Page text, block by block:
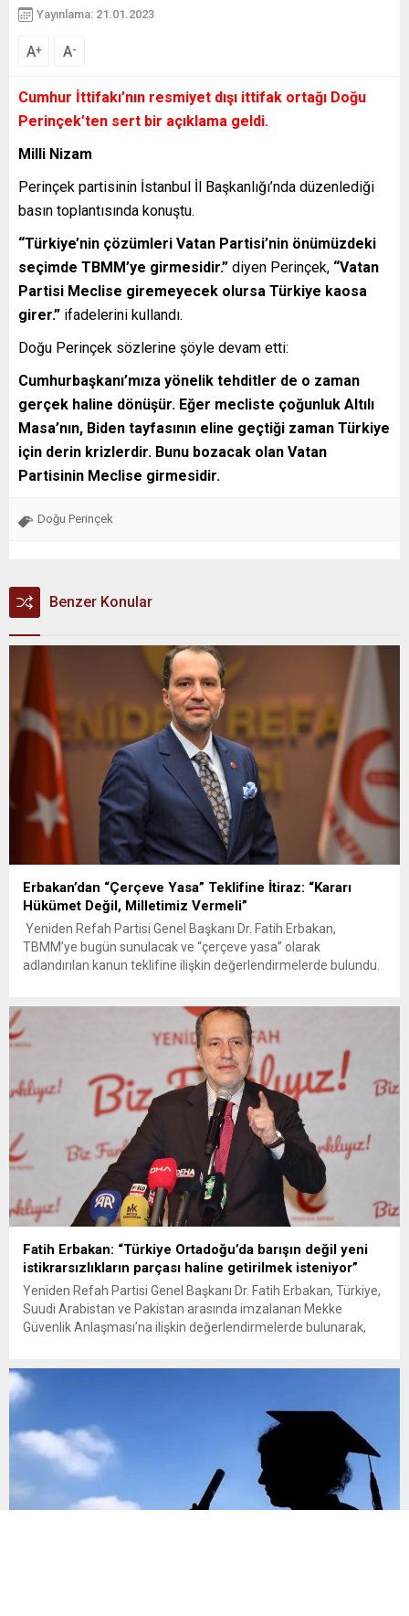
Yayınlama: 21.01.2023
A+ A-
Cumhur İttifakı’nın resmiyet dışı ittifak ortağı Doğu
Perinçek’ten sert bir açıklama geldi.
Milli Nizam
Perinçek partisinin İstanbul İl Başkanlığı’nda düzenlediği
basın toplantısında konuştu.
“Türkiye’nin çözümleri Vatan Partisi’nin önümüzdeki
seçimde TBMM’ye girmesidir.” diyen Perinçek, “Vatan
Partisi Meclise giremeyecek olursa Türkiye kaosa
girer.” ifadelerini kullandı.
Doğu Perinçek sözlerine şöyle devam etti:
Cumhurbaşkanı’mıza yönelik tehditler de o zaman
gerçek haline dönüşür. Eğer mecliste çoğunluk Altılı
Masa’nın, Biden tayfasının eline geçtiği zaman Türkiye
için derin krizlerdir. Bunu bozacak olan Vatan
Partisinin Meclise girmesidir.
Doğu Perinçek
Benzer Konular
Erbakan’dan “Çerçeve Yasa” Teklifine İtiraz: “Kararı
Hükümet Değil, Milletimiz Vermeli”
Yeniden Refah Partisi Genel Başkanı Dr. Fatih Erbakan,
TBMM’ye bugün sunulacak ve “çerçeve yasa” olarak
adlandırılan kanun teklifine ilişkin değerlendirmelerde bulundu.
teröristlerin akıbeti ile ilgili kararı devlet kadroları ya da hükümet
ortaklarının değil; şehit aileleri ve...
Fatih Erbakan: “Türkiye Ortadoğu’da barışın değil yeni
istikrarsızlıkların parçası haline getirilmek isteniyor”
Yeniden Refah Partisi Genel Başkanı Dr. Fatih Erbakan, Türkiye,
Suudi Arabistan ve Pakistan arasında imzalanan Mekke
Güvenlik Anlaşması’na ilişkin değerlendirmelerde bulunarak,
çalışıldığı uyarısında bulundu. Erbakan, bölge ülkelerini karşı
karşıya getirebilecek girişimlere karşı D-8 Teşkilatı’nın